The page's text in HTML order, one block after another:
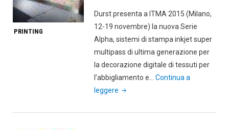
PRINTING
Durst presenta a ITMA 2015 (Milano,
12-19 novembre) la nuova Serie
Alpha, sistemi di stampa inkjet super
multipass di ultima generazione per
la decorazione digitale di tessuti per
l’abbigliamento e…Continua a
leggere "Durst
la